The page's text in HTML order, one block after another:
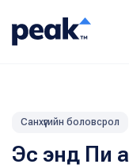
Санхүүгийн боловсрол
Эс энд Пи